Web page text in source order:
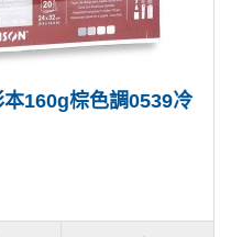
160g棕色調0539冷